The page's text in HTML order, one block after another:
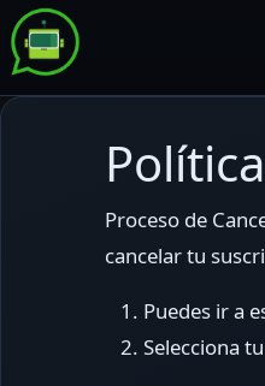
Saltar
al
contenido
Proceso de
cancelar tu
Puedes ir a
Selecciona